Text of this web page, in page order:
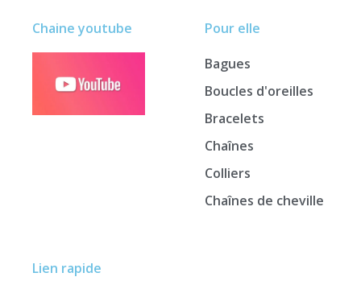
Lien rapide
Pour elle
Bagues
Boucles d'oreilles
Bracelets
Chaînes
Colliers
Chaînes de cheville
Chaine youtube